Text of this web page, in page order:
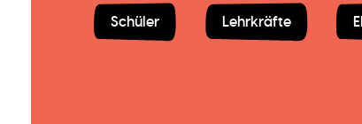
Schüler Lehrkräfte